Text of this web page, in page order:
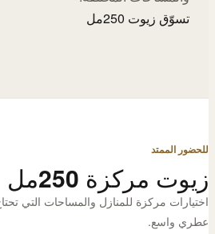
تسوّق زيوت 250مل
للحضور الممتد
زيوت مركزة 250مل
اختيارات مركزة للمنازل والمساحات التي
عطري واسع.